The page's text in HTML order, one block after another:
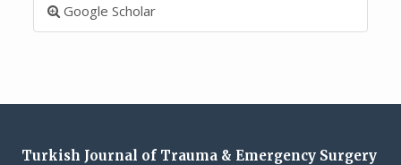
Google Scholar
Turkish Journal of Trauma & Emergency Surgery